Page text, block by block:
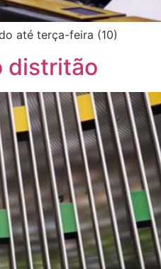
até terça-feira (10)
distritão